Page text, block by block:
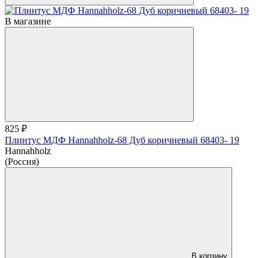
В магазине
825 ₽
Плинтус МДФ Hannahholz-68 Дуб коричневый 68403- 19
Hannahholz
(Россия)
В корзину